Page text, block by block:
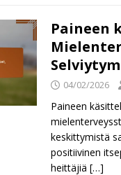
Paineen
04/02/2026
Paineen
keskittymistä
positiivinen
heittäjiä […]